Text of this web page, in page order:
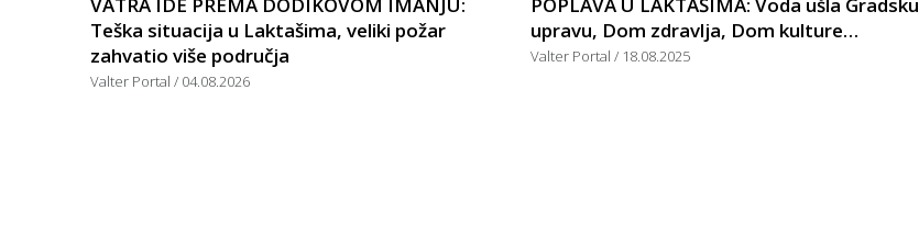
Teška situacija u Laktašima, veliki požar
zahvatio više područja
Valter Portal 04.08.2026
upravu, Dom zdravlja, Dom kulture…
Valter Portal 18.08.2025